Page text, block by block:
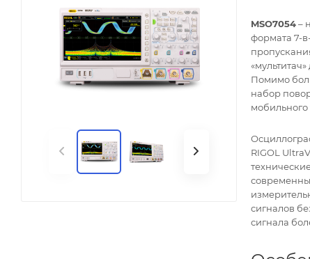
MSO7054–
формата 7-
Помимо
набор
мобильного
RIGOL
сигналов
сигнала